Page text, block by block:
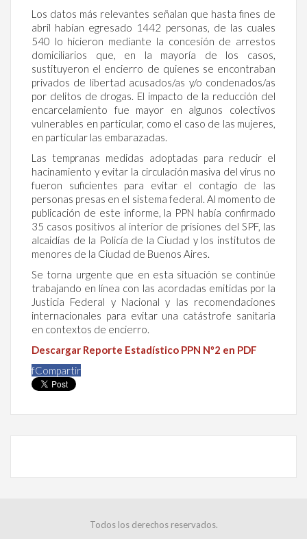
Los datos más relevantes señalan que hasta fines de
abril habían egresado 1442 personas, de las cuales
540 lo hicieron mediante la concesión de arrestos
domiciliarios que, en la mayoría de los casos,
sustituyeron el encierro de quienes se encontraban
privados de libertad acusados/as y/o condenados/as
por delitos de drogas. El impacto de la reducción del
encarcelamiento fue mayor en algunos colectivos
vulnerables en particular, como el caso de las mujeres,
en particular las embarazadas.
Las tempranas medidas adoptadas para reducir el
hacinamiento y evitar la circulación masiva del virus no
fueron suficientes para evitar el contagio de las
personas presas en el sistema federal. Al momento de
publicación de este informe, la PPN había confirmado
35 casos positivos al interior de prisiones del SPF, las
alcaidías de la Policía de la Ciudad y los institutos de
menores de la Ciudad de Buenos Aires.
Se torna urgente que en esta situación se continúe
trabajando en línea con las acordadas emitidas por la
Justicia Federal y Nacional y las recomendaciones
internacionales para evitar una catástrofe sanitaria
en contextos de encierro.
Descargar Reporte Estadístico PPN Nº2 en PDF
fCompartir
Todos los derechos reservados.